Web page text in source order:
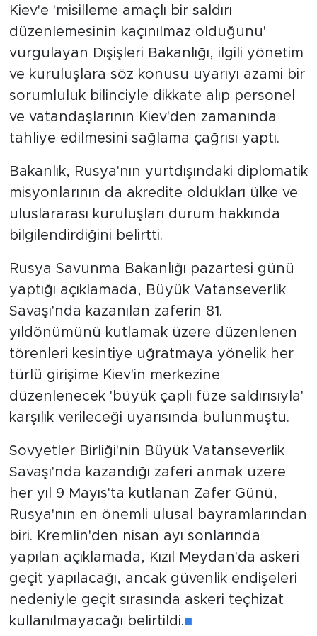
Kiev'e 'misilleme amaçlı bir saldırı
düzenlemesinin kaçınılmaz olduğunu'
vurgulayan Dışişleri Bakanlığı, ilgili yönetim
ve kuruluşlara söz konusu uyarıyı azami bir
sorumluluk bilinciyle dikkate alıp personel
ve vatandaşlarının Kiev'den zamanında
tahliye edilmesini sağlama çağrısı yaptı.
Bakanlık, Rusya'nın yurtdışındaki diplomatik
misyonlarının da akredite oldukları ülke ve
uluslararası kuruluşları durum hakkında
bilgilendirdiğini belirtti.
Rusya Savunma Bakanlığı pazartesi günü
yaptığı açıklamada, Büyük Vatanseverlik
Savaşı'nda kazanılan zaferin 81.
yıldönümünü kutlamak üzere düzenlenen
törenleri kesintiye uğratmaya yönelik her
türlü girişime Kiev'in merkezine
düzenlenecek 'büyük çaplı füze saldırısıyla'
karşılık verileceği uyarısında bulunmuştu.
Sovyetler Birliği'nin Büyük Vatanseverlik
Savaşı'nda kazandığı zaferi anmak üzere
her yıl 9 Mayıs'ta kutlanan Zafer Günü,
Rusya'nın en önemli ulusal bayramlarından
biri. Kremlin'den nisan ayı sonlarında
yapılan açıklamada, Kızıl Meydan'da askeri
geçit yapılacağı, ancak güvenlik endişeleri
nedeniyle geçit sırasında askeri teçhizat
kullanılmayacağı belirtildi.■